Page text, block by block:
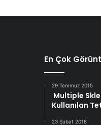
En Çok
29 Temmuz 2015
Multiple
Kullanılan
23 Şubat 2018